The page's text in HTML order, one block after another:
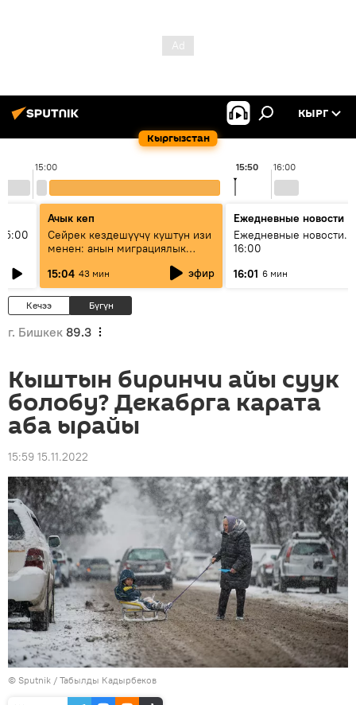
Кыргызстан
КЫРГ
15:00 16:00
15:50
Ачык кеп
Сейрек кездешүүчү куштун изи
менен: анын миграциялык
жолу эмнеден кабар берет?
15:04 43 мин эфир
Ежедневные новости
Ежедневные новости.
16:00
16:01 6 мин
Кечээ Бүгүн
г. Бишкек 89.3
Кыштын биринчи айы суук
болобу? Декабрга карата
аба ырайы
15:59 15.11.2022
© Sputnik / Табылды Кадырбеков